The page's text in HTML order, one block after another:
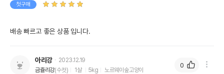
첫구매
배송 빠르고 좋은 상품 입니다.
아리강
2023.12.19
금쥴리강(수컷) 1살 5kg 노르웨이숲고양이
0